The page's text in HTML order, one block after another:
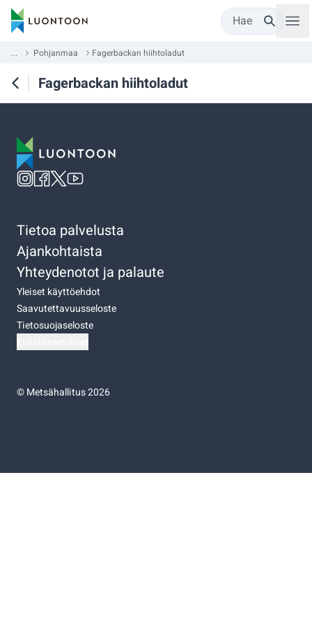
Hae
... Pohjanmaa Fagerbackan hiihtoladut
Fagerbackan hiihtoladut
Tietoa palvelusta
Ajankohtaista
Yhteydenotot ja palaute
Yleiset käyttöehdot
Saavutettavuusseloste
Tietosuojaseloste
©Metsähallitus 2026